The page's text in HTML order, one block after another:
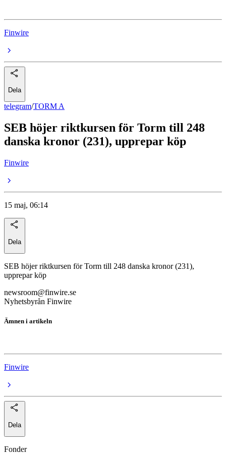
Finwire
Dela
telegram/TORM A
SEB höjer riktkursen för Torm till 248
danska kronor (231), upprepar köp
Finwire
15 maj, 06:14
Dela
SEB höjer riktkursen för Torm till 248 danska kronor (231),
upprepar köp
newsroom@finwire.se
Nyhetsbyrån Finwire
Ämnen i artikeln
Finwire
Dela
Fonder